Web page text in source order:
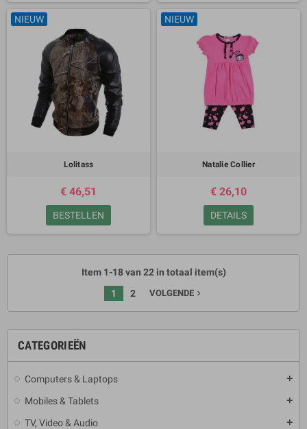
CATEGORIEËN
Computers & Laptops add
Mobiles & Tablets add
TV, Video & Audio add
NIEUW
Lolitass
€ 46,51
BESTELLEN
NIEUW
Natalie Collier
€ 26,10
DETAILS
Item 1-18 van 22 in totaal item(s)
1
2 VOLGENDEnavigate_next